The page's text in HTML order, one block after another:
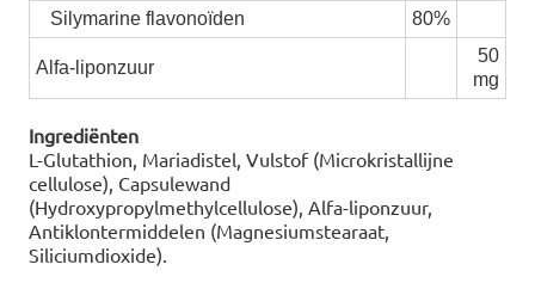
Silymarine flavonoïden
80%
Alfa-liponzuur
50
mg
Ingrediënten
L-Glutathion, Mariadistel, Vulstof (Microkristallijne
cellulose), Capsulewand
(Hydroxypropylmethylcellulose), Alfa-liponzuur,
Antiklontermiddelen (Magnesiumstearaat,
Siliciumdioxide).